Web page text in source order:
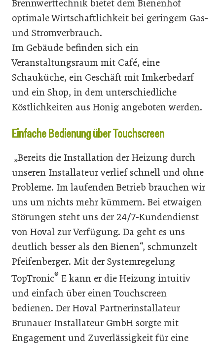
Brennwerttechnik bietet dem Bienenhof
optimale Wirtschaftlichkeit bei geringem Gas-
und Stromverbrauch.
Im Gebäude befinden sich ein
Veranstaltungsraum mit Café, eine
Schauküche, ein Geschäft mit Imkerbedarf
und ein Shop, in dem unterschiedliche
Köstlichkeiten aus Honig angeboten werden.
Einfache Bedienung über Touchscreen
„Bereits die Installation der Heizung durch
unseren Installateur verlief schnell und ohne
Probleme. Im laufenden Betrieb brauchen wir
uns um nichts mehr kümmern. Bei etwaigen
Störungen steht uns der 24/7-Kundendienst
von Hoval zur Verfügung. Da geht es uns
deutlich besser als den Bienen“, schmunzelt
Pfeifenberger. Mit der Systemregelung
TopTronic® E kann er die Heizung intuitiv
und einfach über einen Touchscreen
bedienen. Der Hoval Partnerinstallateur
Brunauer Installateur GmbH sorgte mit
Engagement und Zuverlässigkeit für eine